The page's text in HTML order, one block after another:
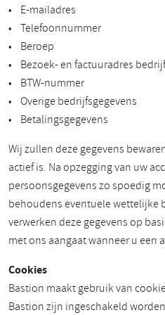
• E-mailadres
• Telefoonnummer
• Beroep
• Bezoek- en factuuradres bedrijf
• BTW-nummer
• Overige bedrijfsgegevens
• Betalingsgegevens
Wij zullen deze gegevens
actief is. Na opzegging van uw
persoonsgegevens zo spoedig
behoudens eventuele wettelijke
verwerken deze gegevens op
met ons aangaat wanneer u een
Cookies
Bastion maakt gebruik van
Bastion zijn ingeschakeld